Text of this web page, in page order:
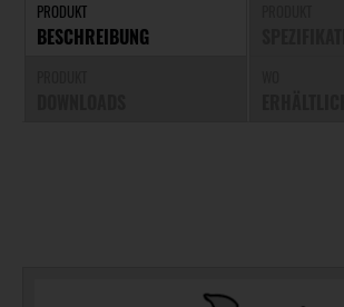
PRODUKT
BESCHREIBUNG